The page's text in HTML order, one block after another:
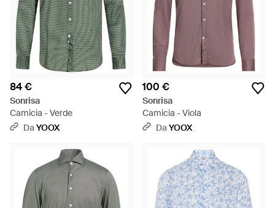
84 €
Sonrisa
Camicia - Verde
DaYOOX
100 €
Sonrisa
Camicia - Viola
DaYOOX